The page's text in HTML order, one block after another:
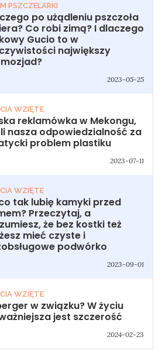
PSZCZELARKI
po użądleniu pszczoła
Co robi zimą? I dlaczego
Gucio to w
największy
2023-05-25
WZIĘTE
reklamówka w Mekongu,
nasza odpowiedzialność za
problem plastiku
2023-07-11
WZIĘTE
tak lubię kamyki przed
Przeczytaj, a
że bez kostki też
mieć czyste i
podwórko
2023-09-01
WZIĘTE
w związku? W życiu
jest szczerość
2024-02-23